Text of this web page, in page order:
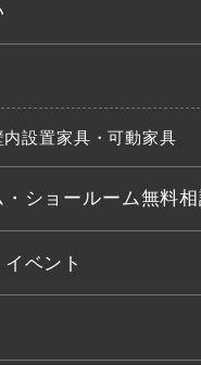
設置家具・可動家具
ショールーム無料
ベント